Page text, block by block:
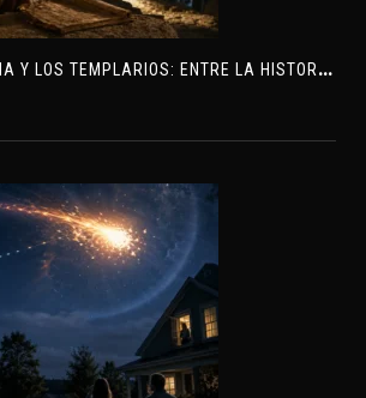
M
ARÍA MAGDALENA Y LOS TEMPLARIOS: ENTRE LA HISTORIA Y EL MISTERIO